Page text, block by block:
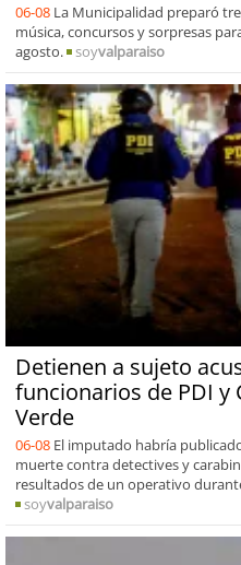
06-08 La Municipalidad preparó
música, concursos y sorpresas
agosto.
soyvalparaiso
Detienen a sujeto
funcionarios de PDI y
Verde
06-08 El imputado habría
muerte contra detectives y
resultados de un operativo
soyvalparaiso